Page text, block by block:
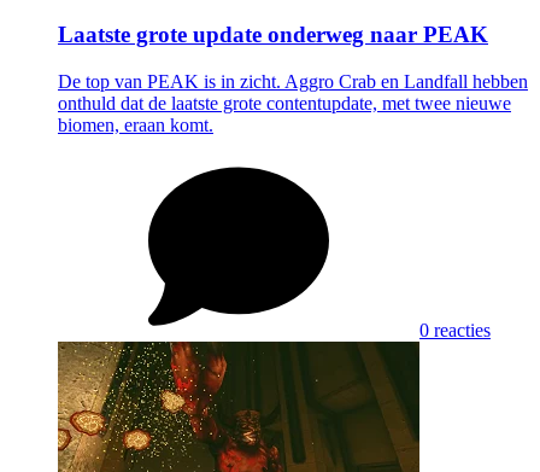
Laatste grote update onderweg naar PEAK
De top van PEAK is in zicht. Aggro Crab en Landfall hebben
onthuld dat de laatste grote contentupdate, met twee nieuwe
biomen, eraan komt.
0 reacties